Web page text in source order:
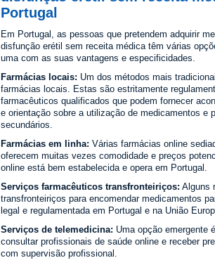
Portugal
Em Portugal, as pessoas que pretendem adquirir
disfunção erétil sem receita médica têm várias
uma com as suas vantagens e especificidades.
Farmácias locais: Um dos métodos mais
farmácias locais. Estas são estritamente
farmacêuticos qualificados que podem fornecer
e orientação sobre a utilização de medicamentos e
secundários.
Farmácias em linha: Várias farmácias online
oferecem muitas vezes comodidade e preços
online está bem estabelecida e opera em Portugal.
Serviços farmacêuticos transfronteiriços: Alguns
transfronteiriços para encomendar medicamentos
legal e regulamentada em Portugal e na União
Serviços de telemedicina: Uma opção emergente
consultar profissionais de saúde online e receber
com supervisão profissional.